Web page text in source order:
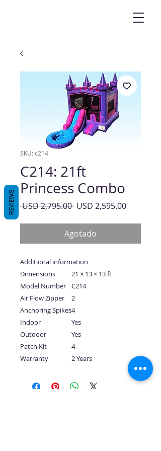
SKU: c214
C214: 21ft
Princess Combo
USD 2,795.00 Precio
USD 2,595.00Precio
Agotado
Additional information
Dimensions
21 × 13 × 13 ft
Model Number
C214
Air Flow Zipper
2
Anchoring Spikes4
Indoor
Yes
Outdoor
Yes
Patch Kit
4
Warranty
2 Years
REVIEWS